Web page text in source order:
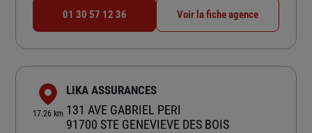
01 30 57 12 36 Voir la fiche agence
17.26 km
LIKA ASSURANCES
131 AVE GABRIEL PERI
91700 STE GENEVIEVE DES BOIS